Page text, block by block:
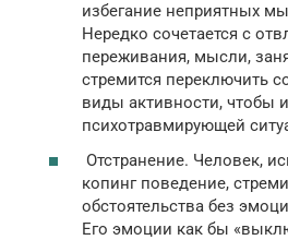
избегание неприятных
Нередко сочетается с
переживания, мысли,
стремится переключить
виды активности, чтобы
психотравмирующей
Отстранение. Человек,
копинг поведение,
обстоятельства без
Его эмоции как бы